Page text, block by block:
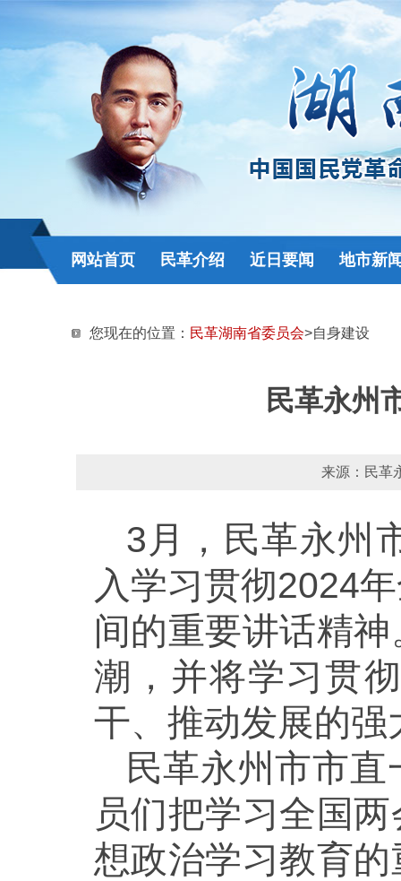
网站首页 民革介绍 近日要闻 地市新
您现在的位置： 民革湖南省委员会>自身建设
民革永州
来源：民
3月，民革永州
入学习贯彻2024
间的重要讲话精
潮，并将学习贯
干、推动发展的强
民革永州市市
员们把学习全国
想政治学习教育